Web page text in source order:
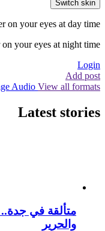
Switch skin
on your eyes at day time.
your eyes at night time.
Login
Add post
Audio View all formats
Latest stories
متألقة في
والحرير